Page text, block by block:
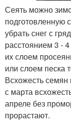
Сеять можно
подготовленную
убрать снег с
расстоянием 3 -
их слоем
или слоем песка
Всхожесть семян
с марта
апреле без
прорастают.